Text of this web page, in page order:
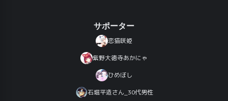
サポーター
恋猫咲姫
紫野大徳寺あかにゃ
ひめぼし
石堀平造さん_30代男性